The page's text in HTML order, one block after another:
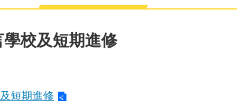
校及短期進修
短期進修